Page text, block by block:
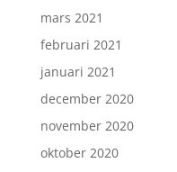
mars 2021
februari 2021
januari 2021
december 2020
november 2020
oktober 2020